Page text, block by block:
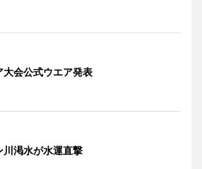
大会公式ウエア発表
川渇水が水運直撃